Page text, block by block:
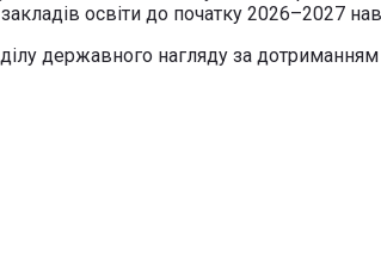
освіти до початку 2026–2027
державного нагляду за